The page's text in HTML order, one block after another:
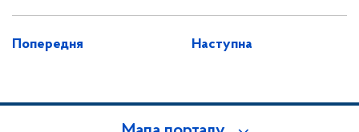
Попередня Наступна